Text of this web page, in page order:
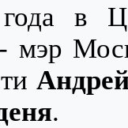
в
- мэр
.